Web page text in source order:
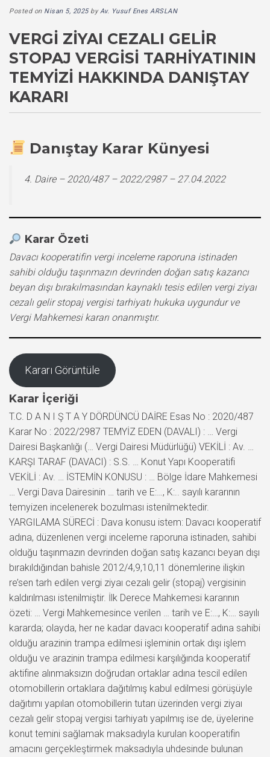
Posted on Nisan 5, 2025byAv. Yusuf Enes ARSLAN
VERGI ZIYAI CEZALI GELIR
STOPAJ VERGISI TARHIYATININ
TEMYIZI HAKKINDA DANIŞTAY
KARARI
Danıştay Karar Künyesi
4. Daire – 2020/487 – 2022/2987 – 27.04.2022
Karar Özeti
Davacı kooperatifin vergi inceleme raporuna istinaden
sahibi olduğu taşınmazın devrinden doğan satış kazancı
beyan dışı bırakılmasından kaynaklı tesis edilen vergi ziyaı
cezalı gelir stopaj vergisi tarhiyatı hukuka uygundur ve
Vergi Mahkemesi kararı onanmıştır.
Kararı Görüntüle
Karar İçeriği
T.C. D A N I Ş T A Y DÖRDÜNCÜ DAİRE Esas No : 2020/487
Karar No : 2022/2987 TEMYİZ EDEN (DAVALI) : … Vergi
Dairesi Başkanlığı (… Vergi Dairesi Müdürlüğü) VEKİLİ : Av. …
KARŞI TARAF (DAVACI) : S.S. … Konut Yapı Kooperatifi
VEKİLİ : Av. … İSTEMİN KONUSU : … Bölge İdare Mahkemesi
… Vergi Dava Dairesinin … tarih ve E:…, K:.. sayılı kararının
temyizen incelenerek bozulması istenilmektedir.
YARGILAMA SÜRECİ : Dava konusu istem: Davacı kooperatif
adına, düzenlenen vergi inceleme raporuna istinaden, sahibi
olduğu taşınmazın devrinden doğan satış kazancı beyan dışı
bırakıldığından bahisle 2012/4,9,10,11 dönemlerine ilişkin
re’sen tarh edilen vergi ziyaı cezalı gelir (stopaj) vergisinin
kaldırılması istenilmiştir. İlk Derece Mahkemesi kararının
özeti: … Vergi Mahkemesince verilen … tarih ve E:…, K:… sayılı
kararda; olayda, her ne kadar davacı kooperatif adına sahibi
olduğu arazinin trampa edilmesi işleminin ortak dışı işlem
olduğu ve arazinin trampa edilmesi karşılığında kooperatif
aktifine alınmaksızın doğrudan ortaklar adına tescil edilen
otomobillerin ortaklara dağıtılmış kabul edilmesi görüşüyle
dağıtımı yapılan otomobillerin tutarı üzerinden vergi ziyaı
cezalı gelir stopaj vergisi tarhiyatı yapılmış ise de, üyelerine
konut temini sağlamak maksadıyla kurulan kooperatifin
amacını gerçekleştirmek maksadıyla uhdesinde bulunan